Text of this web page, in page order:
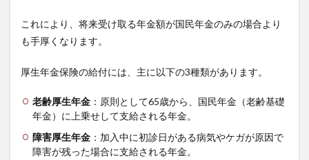
これにより、将来受け取る年金額が国民年金のみの場合より
も手厚くなります。
厚生年金保険の給付には、主に以下の3種類があります。
老齢厚生年金 ：原則として65歳から、国民年金（老齢基礎
年金）に上乗せして支給される年金。
障害厚生年金 ：加入中に初診日がある病気やケガが原因で
障害が残った場合に支給される年金。